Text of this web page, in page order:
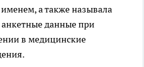
а также называла
анкетные данные при
в медицинские